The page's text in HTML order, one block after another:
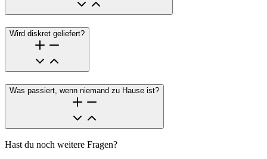
Wird diskret geliefert?
Was passiert, wenn niemand zu Hause ist?
Hast du noch weitere Fragen?